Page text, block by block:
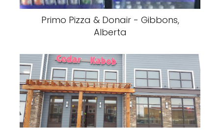
Primo Pizza & Donair - Gibbons,
Alberta